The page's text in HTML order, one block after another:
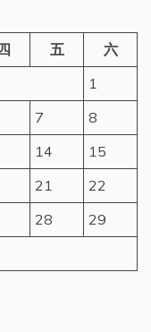
五
六
1
7
8
14
15
21
22
28
29